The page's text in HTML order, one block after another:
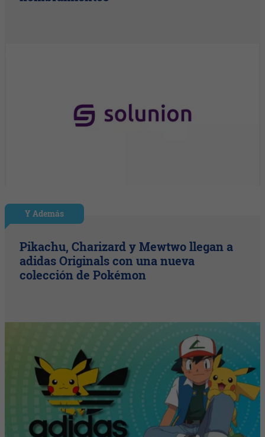
Y Además
Pikachu, Charizard y Mewtwo llegan a
adidas Originals con una nueva
colección de Pokémon